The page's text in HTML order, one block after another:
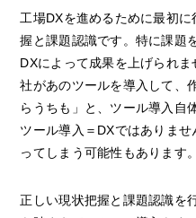
工場DXを進めるために最初
握と課題認識です。特に課題
DXによって成果を上げられ
社があのツールを導入して、
らうちも」と、ツール導入自
ツール導入＝DXではありま
ってしまう可能性もあります。
正しい現状把握と課題認識を